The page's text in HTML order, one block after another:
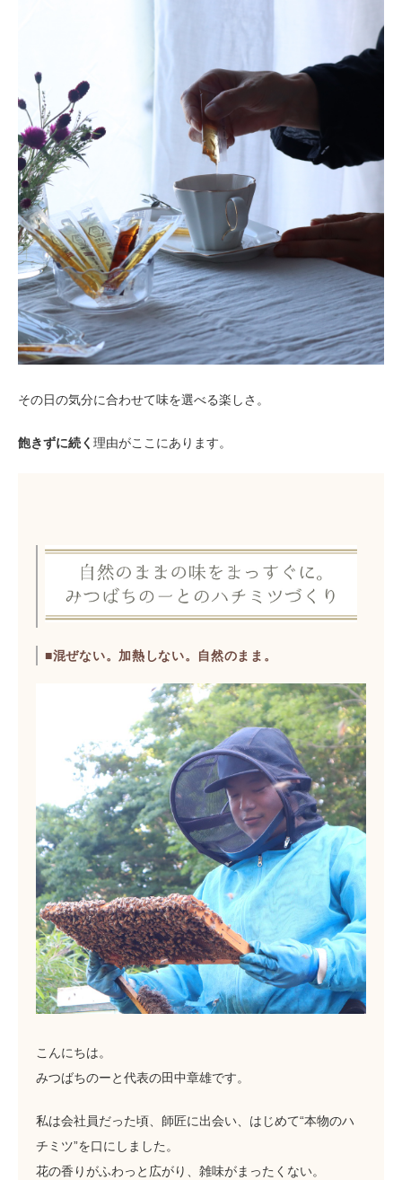
その日の気分に合わせて味を選べる楽しさ。
飽きずに続く 理由がここにあります。
■混ぜない。加熱しない。自然のまま。
こんにちは。
みつばちのーと代表の田中章雄です。
私は会社員だった頃、師匠に出会い、はじめて“本物のハ
チミツ”を口にしました。
花の香りがふわっと広がり、雑味がまったくない。